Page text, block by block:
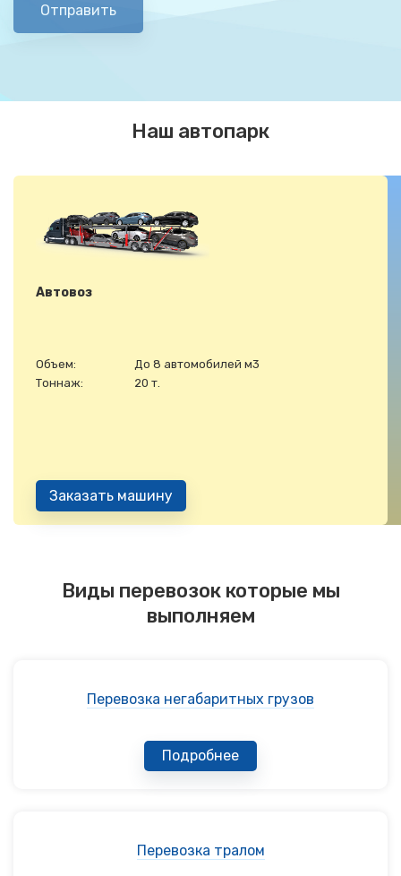
Отправить
Наш автопарк
Автовоз
Объем:
До 8 автомобилей м3
Тоннаж:
20 т.
Заказать машину
Виды перевозок которые мы
выполняем
Перевозка негабаритных грузов
Подробнее
Перевозка тралом